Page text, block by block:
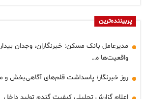
پربیننده‌ترین
مدیرعامل بانک مسکن: خبرنگاران، وجدان
واقعیت‌ها ه…
روز خبرنگار؛ پاسداشت قلم‌های آگاهی‌بخش و